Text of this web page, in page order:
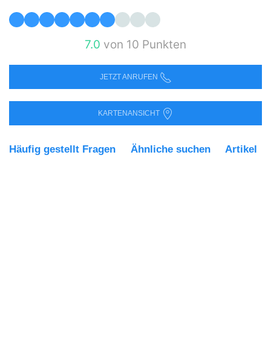
7.0 von 10 Punkten
JETZT ANRUFEN
KARTENANSICHT
Häufig gestellt Fragen Ähnliche suchen Artikel